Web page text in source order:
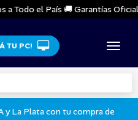
el País 🚚 Garantías
TU PC!
y La Plata con tu compra de